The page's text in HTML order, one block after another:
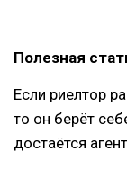
Полезная
Если риелтор
то он берёт
достаётся